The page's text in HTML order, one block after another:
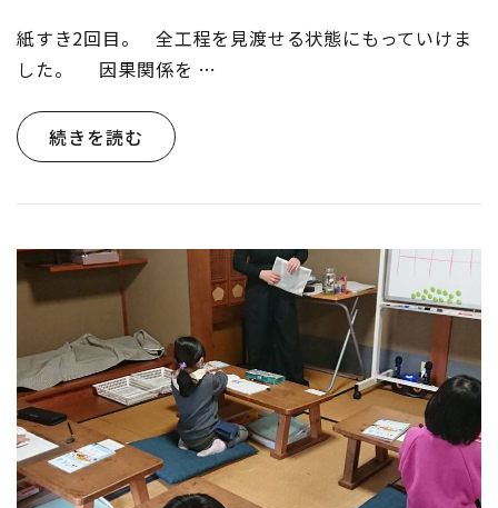
紙すき2回目。 全工程を見渡せる状態にもっていけま
した。 因果関係を …
続きを読む